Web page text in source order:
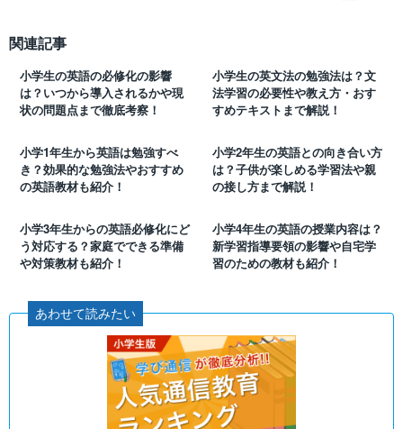
関連記事
小学生の英語の必修化の影響
は？いつから導入されるかや現
状の問題点まで徹底考察！
小学生の英文法の勉強法は？文
法学習の必要性や教え方・おす
すめテキストまで解説！
小学1年生から英語は勉強すべ
き？効果的な勉強法やおすすめ
の英語教材も紹介！
小学2年生の英語との向き合い方
は？子供が楽しめる学習法や親
の接し方まで解説！
小学3年生からの英語必修化にど
う対応する？家庭でできる準備
や対策教材も紹介！
小学4年生の英語の授業内容は？
新学習指導要領の影響や自宅学
習のための教材も紹介！
あわせて読みたい